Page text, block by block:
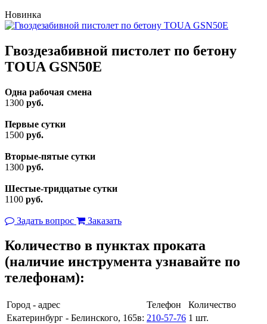
Новинка
Гвоздезабивной пистолет по бетону
TOUA GSN50Е
Одна рабочая смена
1300 руб.
Первые сутки
1500 руб.
Вторые-пятые сутки
1300 руб.
Шестые-тридцатые сутки
1100 руб.
Задать вопрос Заказать
Количество в пунктах проката
(наличие инструмента узнавайте по
телефонам):
Город - адрес Телефон
Количество
Екатеринбург - Белинского, 165в: 210-57-76 1 шт.